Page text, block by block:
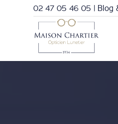
02 47 05 46 05 | Blog